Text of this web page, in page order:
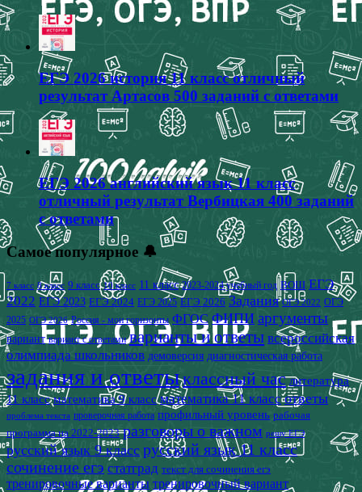
ЕГЭ 2026 история 11 класс отличный
результат Артасов 500 заданий с ответами
ЕГЭ 2026 английский язык 11 класс
отличный результат Вербицкая 400 заданий
с ответами
Самое популярное 🔔
7 класс 8 класс 9 класс 10 класс 11 класс 2023-2024 учебный год ВОШ ЕГЭ
2022 ЕГЭ 2023 ЕГЭ 2024 ЕГЭ 2025 ЕГЭ 2026 Задания ОГЭ 2022 ОГЭ
2025 ОГЭ 2026 Россия - мои горизонты ФГОС ФИПИ аргументы
вариант вариант с ответами варианты и ответы всероссийская
олимпиада школьников демоверсия диагностическая работа
задания и ответыклассный час литература
11 класс математика 9 класс математика 11 класс ответы
проблема текста проверочная работа профильный уровень рабочая
программа на 2022-2023 разговоры о важном решу ЕГЭ
русский язык 9 класс русский язык 11 класс
сочинение егэ статград текст для сочинения егэ
тренировочные варианты тренировочный вариант